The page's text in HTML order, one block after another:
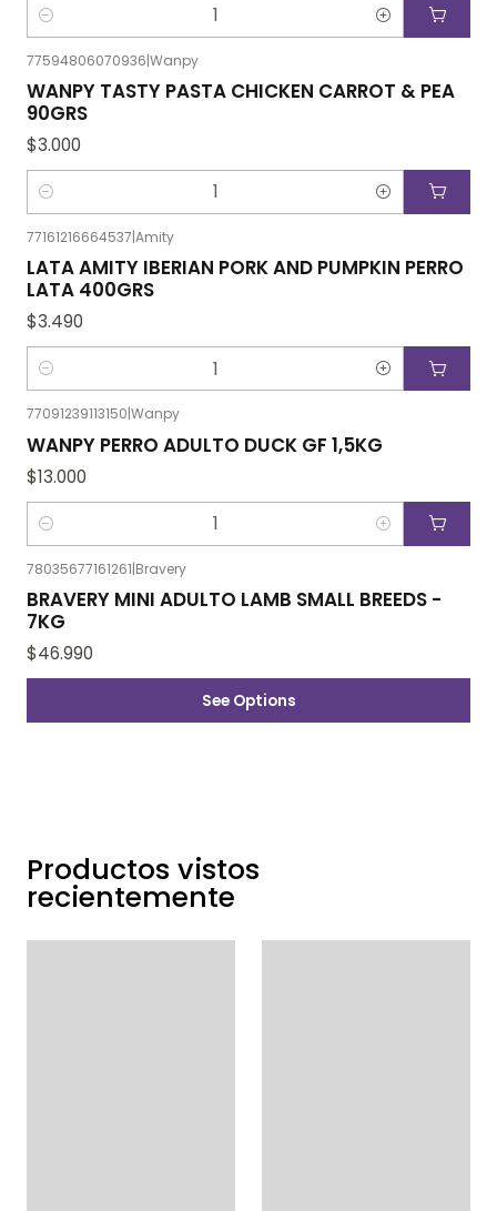
Cantidad
77594806070936|Wanpy
WANPY TASTY PASTA CHICKEN CARROT & PEA
90GRS
$3.000
Cantidad
77161216664537|Amity
LATA AMITY IBERIAN PORK AND PUMPKIN PERRO
LATA 400GRS
$3.490
Cantidad
77091239113150|Wanpy
WANPY PERRO ADULTO DUCK GF 1,5KG
$13.000
Cantidad
78035677161261|Bravery
BRAVERY MINI ADULTO LAMB SMALL BREEDS -
7KG
$46.990
See Options
Productos vistos
recientemente